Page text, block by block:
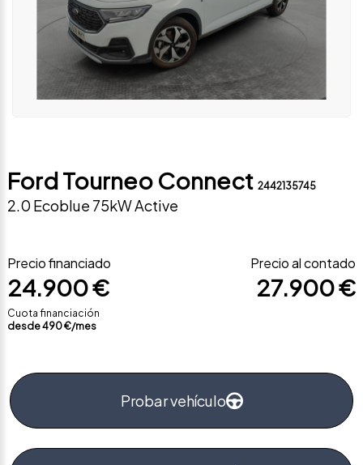
Ford Tourneo Connect 2442135745
2.0 Ecoblue 75kW Active
Precio financiado
24.900 €
Cuota financiación
desde490€/mes
Precio al contado
27.900 €
Probar vehículo